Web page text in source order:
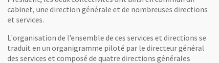
cabinet, une direction générale et de nombreuses directions
et services.
L'organisation de l’ensemble de ces services et directions se
traduit en un organigramme piloté par le directeur général
des services et composé de quatre directions générales